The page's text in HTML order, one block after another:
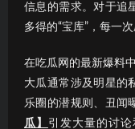
信息的需求。对于追
多得的“宝库”，每一
在吃瓜网的最新爆料
大瓜通常涉及明星的
乐圈的潜规则、丑闻
瓜】 引发大量的讨